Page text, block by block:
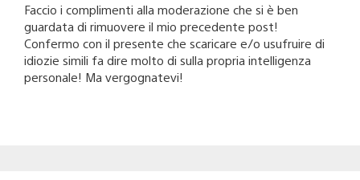
Faccio i complimenti alla moderazione che si è ben
guardata di rimuovere il mio precedente post!
Confermo con il presente che scaricare e/o usufruire di
idiozie simili fa dire molto di sulla propria intelligenza
personale! Ma vergognatevi!